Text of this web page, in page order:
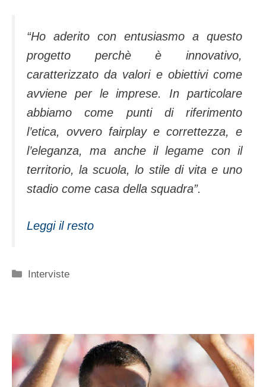
“Ho aderito con entusiasmo a questo
progetto perchè è innovativo,
caratterizzato da valori e obiettivi come
avviene per le imprese. In particolare
abbiamo come punti di riferimento
l’etica, ovvero fairplay e correttezza, e
l’eleganza, ma anche il legame con il
territorio, la scuola, lo stile di vita e uno
stadio come casa della squadra”.
Leggi il resto
Categorie
Interviste